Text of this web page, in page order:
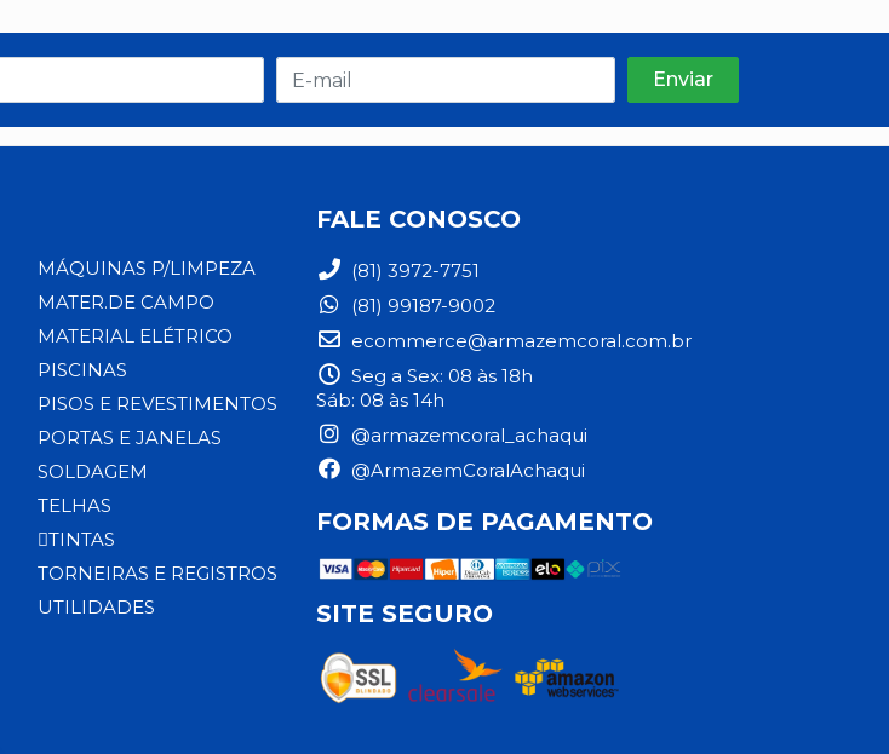
MÁQUINAS P/LIMPEZA
MATER.DE CAMPO
MATERIAL ELÉTRICO
PISCINAS
PISOS E REVESTIMENTOS
PORTAS E JANELAS
SOLDAGEM
TELHAS
TINTAS
TORNEIRAS E REGISTROS
UTILIDADES
FALE CONOSCO
(81) 3972-7751
(81) 99187-9002
ecommerce@armazemcoral.com.br
Seg a Sex: 08 às 18h
Sáb: 08 às 14h
@armazemcoral_achaqui
@ArmazemCoralAchaqui
FORMAS DE PAGAMENTO
SITE SEGURO